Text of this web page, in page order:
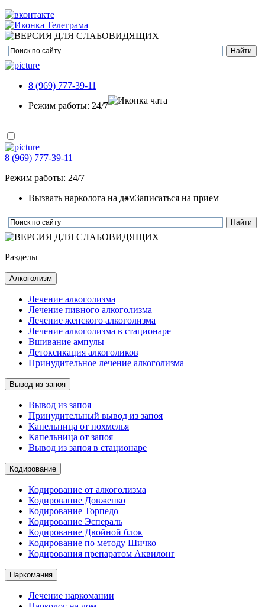
8 (969) 777-39-11
Режим работы: 24/7
8 (969) 777-39-11
Режим работы: 24/7
Вызвать нарколога на домЗаписаться на прием
Разделы
Алкоголизм
Лечение алкоголизма
Лечение пивного алкоголизма
Лечение женского алкоголизма
Лечение алкоголизма в стационаре
Вшивание ампулы
Детоксикация алкоголиков
Принудительное лечение алкоголизма
Вывод из запоя
Вывод из запоя
Принудительный вывод из запоя
Капельница от похмелья
Капельница от запоя
Вывод из запоя в стационаре
Кодирование
Кодирование от алкоголизма
Кодирование Довженко
Кодирование Торпедо
Кодирование Эспераль
Кодирование Двойной блок
Кодирование по методу Шичко
Кодирования препаратом Аквилонг
Наркомания
Лечение наркомании